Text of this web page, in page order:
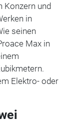
Konzern und
in
seinen
Max in
Elektro- oder